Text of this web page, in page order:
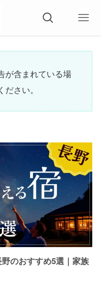
が含まれている場
さい。
のおすすめ5選｜家族